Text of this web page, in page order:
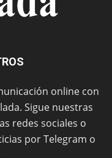
online con
Sigue nuestras
redes sociales o
por Telegram o